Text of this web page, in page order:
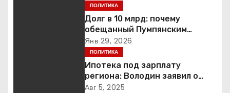
ПОЛИТИКА
Долг в 10 млрд: почему
обещанный Пумпянским
научный центр в
Екатеринбурге так и не
построен
Янв 29, 2026
ПОЛИТИКА
Ипотека под зарплату
региона: Володин заявил о
планах дифференцировать
Авг 5, 2025